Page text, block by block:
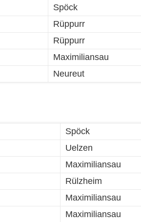
Spöck
Rüppurr
Rüppurr
Maximiliansau
Neureut
Spöck
Uelzen
Maximiliansau
Rülzheim
Maximiliansau
Maximiliansau